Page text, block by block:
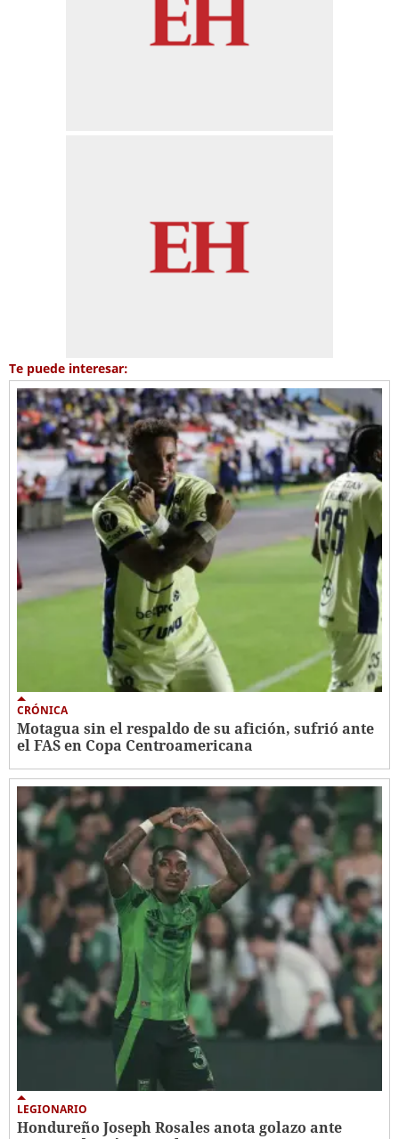
Te puede interesar:
CRÓNICA
Motagua sin el respaldo de su afición, sufrió ante
el FAS en Copa Centroamericana
LEGIONARIO
Hondureño Joseph Rosales anota golazo ante